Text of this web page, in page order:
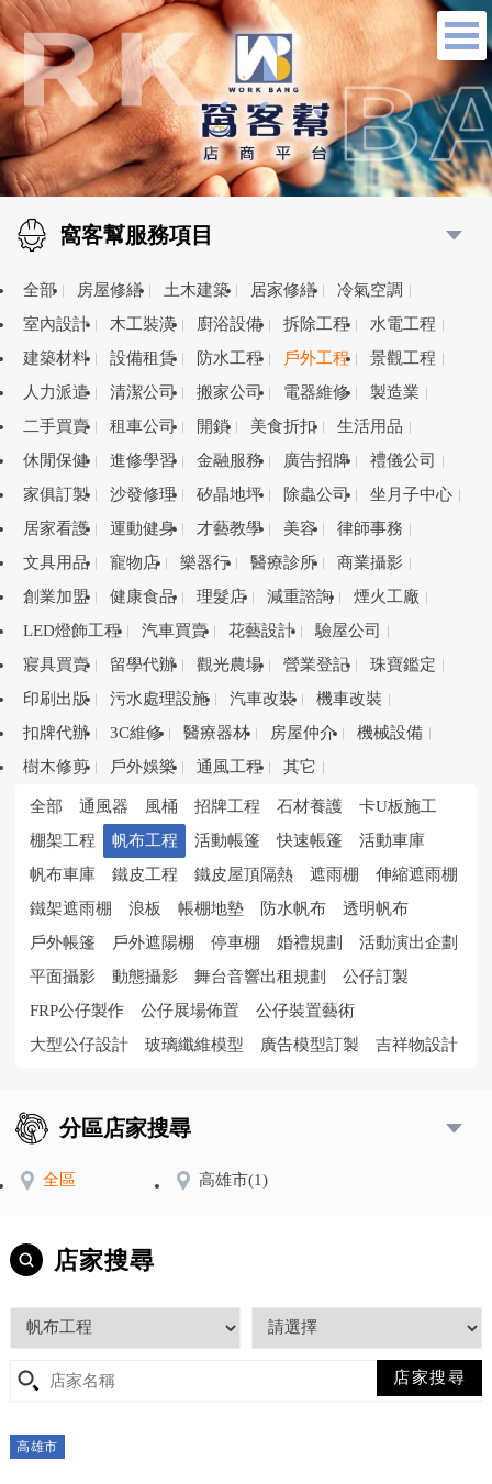
窩客幫服務項目
全部 房屋修繕 土木建築 居家修繕
冷氣空調
室內設計
木工裝潢 廚浴設備 拆除工程
水電工程
建築材料
設備租賃 防水工程 戶外工程
景觀工程
人力派遣
清潔公司 搬家公司 電器維修
製造業
二手買賣
租車公司 開鎖 美食折扣
生活用品
休閒保健
進修學習 金融服務 廣告招牌
禮儀公司
家俱訂製
沙發修理 矽晶地坪 除蟲公司
坐月子中心
居家看護
運動健身 才藝教學 美容
律師事務
文具用品
寵物店 樂器行 醫療診所
商業攝影
創業加盟
健康食品 理髮店 減重諮詢
煙火工廠
LED燈飾工程
汽車買賣 花藝設計
驗屋公司
寢具買賣
留學代辦 觀光農場 營業登記
珠寶鑑定
印刷出版
污水處理設施 汽車改裝
機車改裝
扣牌代辦
3C維修 醫療器材 房屋仲介
機械設備
樹木修剪
戶外娛樂 通風工程 其它
全部 通風器 風桶 招牌工程 石材養護
卡U板施工
棚架工程
帆布工程 活動帳篷 快速帳篷
活動車庫
帆布車庫
鐵皮工程 鐵皮屋頂隔熱 遮雨棚
伸縮遮雨棚
鐵架遮雨棚
浪板 帳棚地墊 防水帆布
透明帆布
戶外帳篷
戶外遮陽棚 停車棚 婚禮規劃
活動演出企劃
平面攝影
動態攝影 舞台音響出租規劃
公仔訂製
FRP公仔製作
公仔展場佈置
公仔裝置藝術
大型公仔設計
玻璃纖維模型 廣告模型訂製 吉祥物設計
分區店家搜尋
全區 高雄市(1)
店家搜尋
高雄市